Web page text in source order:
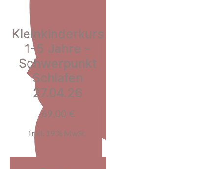
Kleinkinderkurs
1-5 Jahre –
Schwerpunkt
Schlafen
27.04.26
69,00 €
inkl. 19 % MwSt.